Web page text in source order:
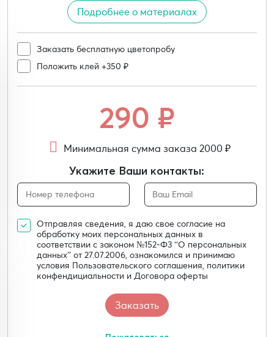
Подробнее о материалах
Заказать бесплатную цветопробу
Положить клей +350 ₽
290 ₽
Минимальная сумма заказа 2000 ₽
Укажите Ваши контакты:
Отправляя сведения, я даю свое согласие на
обработку моих персональных данных в
соответствии с законом №152-Ф3 “О персональных
данных” от 27.07.2006, ознакомился и принимаю
условия Пользовательского соглашения, политики
конфендициальности и Договора оферты